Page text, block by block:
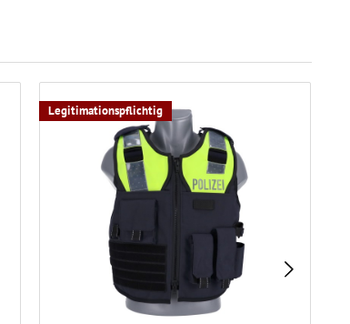
Legitimationspflichtig